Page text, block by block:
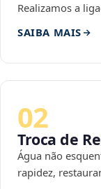
Realizamos a
SAIBA MAIS
02
Troca de
Água não
rapidez,